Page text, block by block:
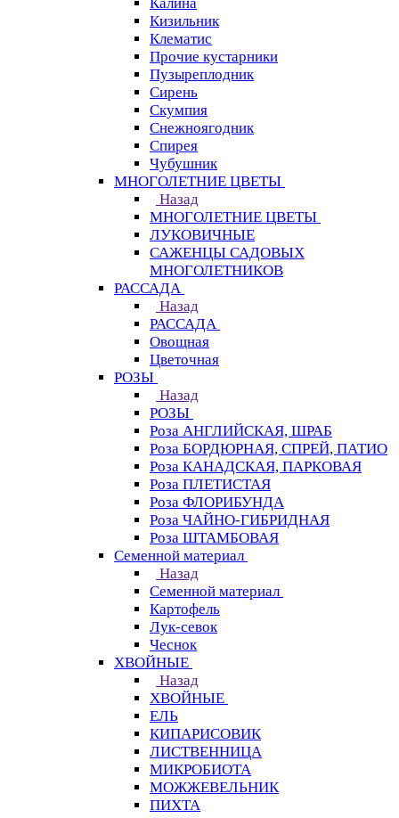
Кизильник
Клематис
Прочие кустарники
Пузыреплодник
Сирень
Скумпия
Снежноягодник
Спирея
Чубушник
МНОГОЛЕТНИЕ ЦВЕТЫ
Назад
МНОГОЛЕТНИЕ ЦВЕТЫ
ЛУКОВИЧНЫЕ
САЖЕНЦЫ САДОВЫХ
МНОГОЛЕТНИКОВ
РАССАДА
Назад
РАССАДА
Овощная
Цветочная
РОЗЫ
Назад
РОЗЫ
Роза АНГЛИЙСКАЯ, ШРАБ
Роза БОРДЮРНАЯ, СПРЕЙ, ПАТИО
Роза КАНАДСКАЯ, ПАРКОВАЯ
Роза ПЛЕТИСТАЯ
Роза ФЛОРИБУНДА
Роза ЧАЙНО-ГИБРИДНАЯ
Роза ШТАМБОВАЯ
Семенной материал
Назад
Семенной материал
Картофель
Лук-севок
Чеснок
ХВОЙНЫЕ
Назад
ХВОЙНЫЕ
ЕЛЬ
КИПАРИСОВИК
ЛИСТВЕННИЦА
МИКРОБИОТА
МОЖЖЕВЕЛЬНИК
ПИХТА